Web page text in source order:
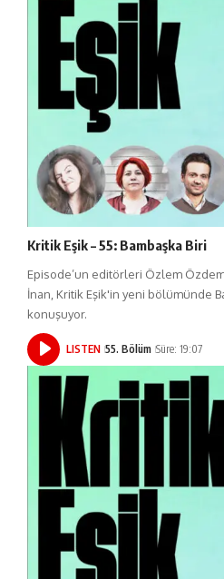
Kritik Eşik – 55: Bambaşka Biri
Episode’un editörleri Özlem
İnan, Kritik Eşik'in yeni bölümünde
konuşuyor.
LISTEN 55. Bölüm Süre: 19:07